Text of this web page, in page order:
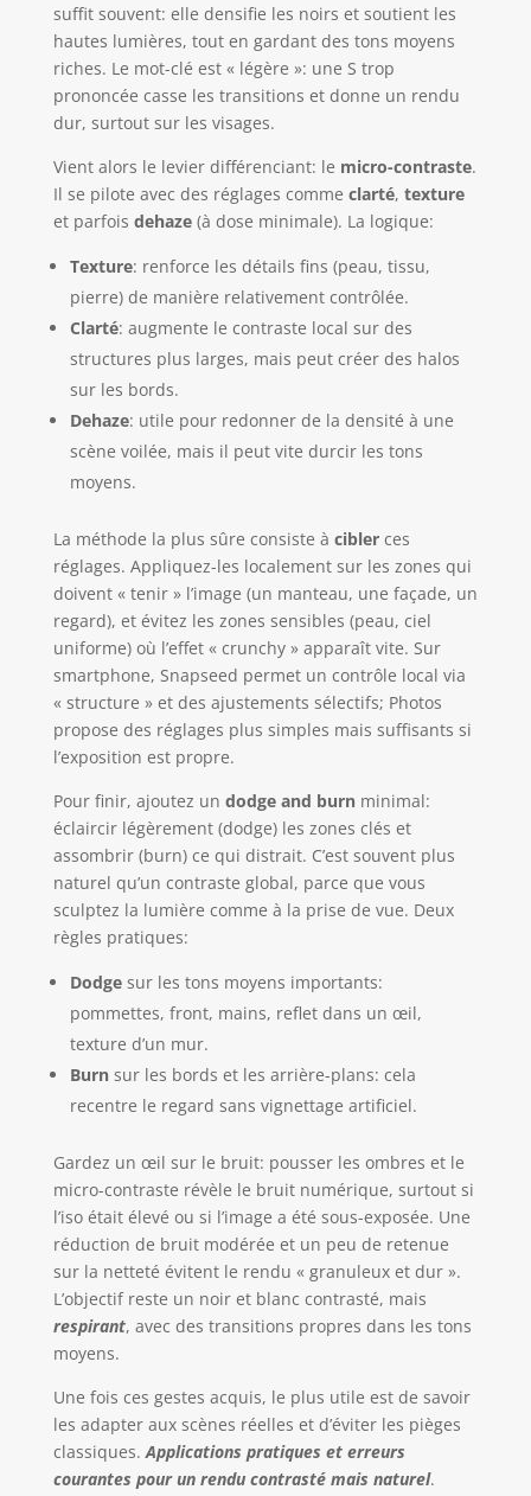
suffit souvent: elle densifie les noirs et soutient les
hautes lumières, tout en gardant des tons moyens
riches. Le mot-clé est « légère »: une S trop
prononcée casse les transitions et donne un rendu
dur, surtout sur les visages.
Vient alors le levier différenciant: le micro-contraste.
Il se pilote avec des réglages comme clarté, texture
et parfois dehaze(à dose minimale). La logique:
Texture: renforce les détails fins (peau, tissu,
pierre) de manière relativement contrôlée.
Clarté: augmente le contraste local sur des
structures plus larges, mais peut créer des halos
sur les bords.
Dehaze: utile pour redonner de la densité à une
scène voilée, mais il peut vite durcir les tons
moyens.
La méthode la plus sûre consiste à ciblerces
réglages. Appliquez-les localement sur les zones qui
doivent « tenir » l’image (un manteau, une façade, un
regard), et évitez les zones sensibles (peau, ciel
uniforme) où l’effet « crunchy » apparaît vite. Sur
smartphone, Snapseed permet un contrôle local via
« structure » et des ajustements sélectifs; Photos
propose des réglages plus simples mais suffisants si
l’exposition est propre.
Pour finir, ajoutez un dodge and burn minimal:
éclaircir légèrement (dodge) les zones clés et
assombrir (burn) ce qui distrait. C’est souvent plus
naturel qu’un contraste global, parce que vous
sculptez la lumière comme à la prise de vue. Deux
règles pratiques:
Dodgesur les tons moyens importants:
pommettes, front, mains, reflet dans un œil,
texture d’un mur.
Burn sur les bords et les arrière-plans: cela
recentre le regard sans vignettage artificiel.
Gardez un œil sur le bruit: pousser les ombres et le
micro-contraste révèle le bruit numérique, surtout si
l’iso était élevé ou si l’image a été sous-exposée. Une
réduction de bruit modérée et un peu de retenue
sur la netteté évitent le rendu « granuleux et dur ».
L’objectif reste un noir et blanc contrasté, mais
respirant, avec des transitions propres dans les tons
moyens.
Une fois ces gestes acquis, le plus utile est de savoir
les adapter aux scènes réelles et d’éviter les pièges
classiques.Applications pratiques et erreurs
courantes pour un rendu contrasté mais naturel.